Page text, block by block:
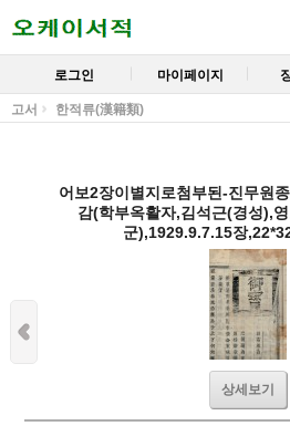
로그인 마이페이지
고서 한적류(漢籍類)
어보2장이별지로첨부된-진무원
감(학부옥활자,김석근(경성),
군),1929.9.7.15장
상세보기